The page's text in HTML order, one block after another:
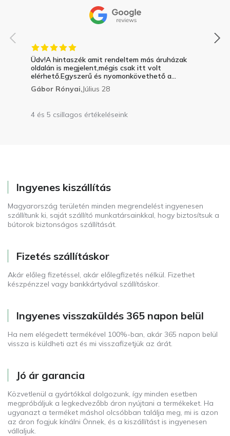
Üdv!A hintaszék amit rendeltem más áruházak
oldalán is megjelent,mégis csak itt volt
elérhető.Egyszerű és nyomonkövethető a...
Gábor Rónyai,Július 28
4 és 5 csillagos értékeléseink
Ingyenes kiszállítás
Magyarország területén minden megrendelést ingyenesen
szállítunk ki, saját szállító munkatársainkkal, hogy biztosítsuk a
bútorok biztonságos szállítását.
Fizetés szállításkor
Akár előleg fizetéssel, akár előlegfizetés nélkül. Fizethet
készpénzzel vagy bankkártyával szállításkor.
Ingyenes visszaküldés 365 napon belül
Ha nem elégedett termékével 100%-ban, akár 365 napon belül
vissza is küldheti azt és mi visszafizetjük az árát.
Jó ár garancia
Közvetlenül a gyártókkal dolgozunk, így minden esetben
megpróbáljuk a legkedvezőbb áron nyújtani a termékeket. Ha
ugyanazt a terméket máshol olcsóbban találja meg, mi is azon
az áron fogjuk kínálni Önnek, és a kiszállítást is ingyenesen
vállaljuk.